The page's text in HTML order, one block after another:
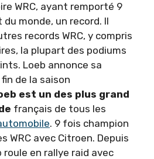
WRC, ayant remporté 9
monde, un record. Il
records WRC, y compris
la plupart des podiums
Loeb annonce sa
de la saison
est un des plus grand
français de tous les
. 9 fois champion
WRC avec Citroen. Depuis
roule en rallye raid avec